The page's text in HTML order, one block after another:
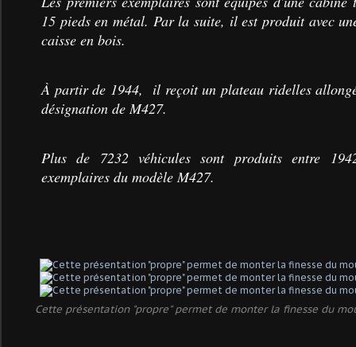
15 pieds en métal. Par la suite, il est produit avec
caisse en bois.
À partir de 1944, il reçoit un plateau ridelles
désignation de M427.
Plus de 7232 véhicules sont produits entre
exemplaires du modèle M427.
Cette présentation "propre" permet de monter la finesse du